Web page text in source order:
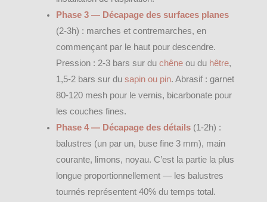
Phase 3 — Décapage des surfaces planes
(2-3h) : marches et contremarches, en
commençant par le haut pour descendre.
Pression : 2-3 bars sur du chêneou du hêtre,
1,5-2 bars sur du sapin ou pin. Abrasif : garnet
80-120 mesh pour le vernis, bicarbonate pour
les couches fines.
Phase 4 — Décapage des détails(1-2h) :
balustres (un par un, buse fine 3 mm), main
courante, limons, noyau. C’est la partie la plus
longue proportionnellement — les balustres
tournés représentent 40% du temps total.